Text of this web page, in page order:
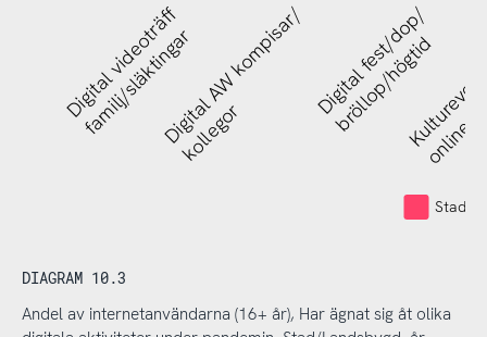
Digital videoträff
familj/släktingarDigital AW kompisar/
kollegor
Digital fest/dop/
bröllop/högtid
online
Stad
DIAGRAM 10.3
Andel av internetanvändarna (16+ år), Har ägnat sig åt olika